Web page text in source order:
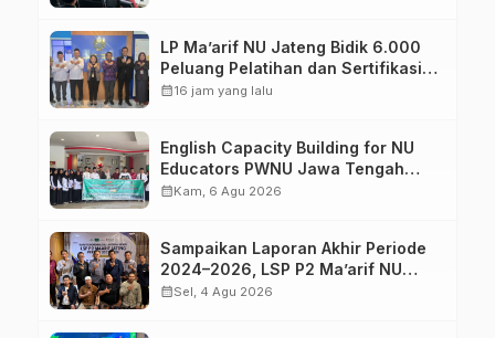
LP Ma’arif NU Jateng Bidik 6.000
Peluang Pelatihan dan Sertifikasi
bagi Lulusan SMK
calendar_month16 jam yang lalu
English Capacity Building for NU
Educators PWNU Jawa Tengah
Batch#4; Membuka Jalan Menuju
calendar_monthKam, 6 Agu 2026
Sampaikan Laporan Akhir Periode
2024–2026, LSP P2 Ma’arif NU
Jateng Mantapkan Sinergi Link and
calendar_monthSel, 4 Agu 2026